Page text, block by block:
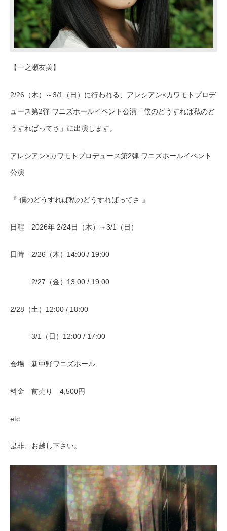
【一之瀬友美】
2/26（木）～3/1（日）に行われる、アレシアン×カワモトプロデ
ュース第2弾 ワニズホールイベント公演「僕のどうすれば私のど
うすればってさ」に出演します。
アレシアン×カワモトプロデュース第2弾 ワニズホールイベント
公演
『 僕のどうすれば私のどうすればってさ 』
日程 2026年 2/24日（木）～3/1（日）
日時 2/26（木）14:00 / 19:00
2/27（金）13:00 / 19:00
2/28（土）12:00 / 18:00
3/1（日）12:00 / 17:00
会場 新中野ワニズホール
料金 前売り 4,500円
etc
是非、お越し下さい。